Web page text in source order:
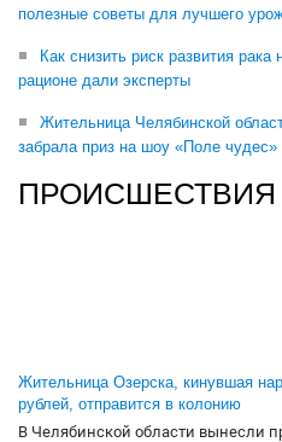
полезные советы для лучшего
Как снизить риск развития
рационе дали эксперты
Жительница Челябинской
забрала приз на шоу «Поле чудес»
ПРОИСШЕСТВИЯ
Жительница Озерска, кинувшая
рублей, отправится в колонию
В Челябинской области вынесли